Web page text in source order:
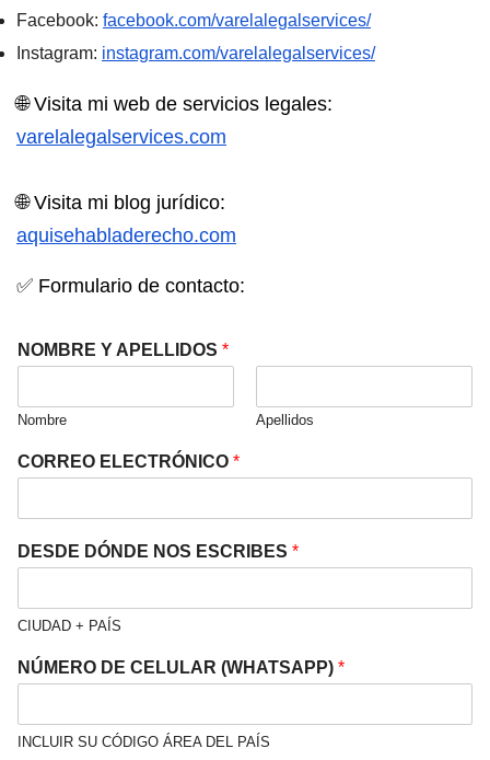
Facebook: facebook.com/varelalegalservices/
Instagram: instagram.com/varelalegalservices/
🌐 Visita mi web de servicios legales:⁣
varelalegalservices.com⁣
🌐 Visita mi blog jurídico:⁣
aquisehabladerecho.com
✅ Formulario de contacto:
NOMBRE Y APELLIDOS *
Nombre Apellidos
CORREO ELECTRÓNICO *
DESDE DÓNDE NOS ESCRIBES *
CIUDAD + PAÍS
NÚMERO DE CELULAR (WHATSAPP) *
INCLUIR SU CÓDIGO ÁREA DEL PAÍS